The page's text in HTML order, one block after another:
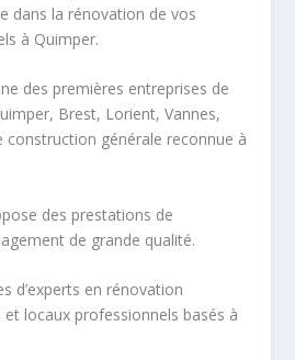
dans la rénovation de vos
à Quimper.
des premières entreprises de
Brest, Lorient, Vannes,
construction générale reconnue à
des prestations de
de grande qualité.
d’experts en rénovation
et locaux professionnels basés à